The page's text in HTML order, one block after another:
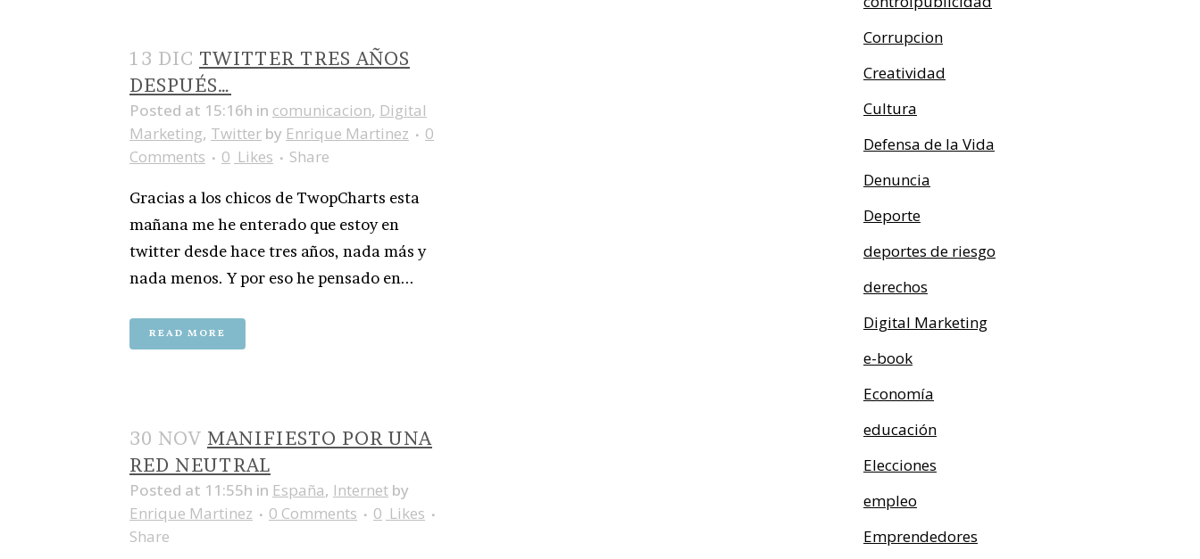
13 DIC TWITTER TRES AÑOS
DESPUÉS…
Posted at 15:16h in comunicacion, Digital
Marketing, Twitter by Enrique Martinez
0
Comments
0 Likes Share
Gracias a los chicos de TwopCharts esta
mañana me he enterado que estoy en
twitter desde hace tres años, nada más y
nada menos. Y por eso he pensado en...
READ MORE
30 NOV MANIFIESTO POR UNA
RED NEUTRAL
Posted at 11:55h in España, Internet by
Enrique Martinez
0 Comments 0 Likes
Share
Corrupcion
Creatividad
Cultura
Defensa de la Vida
Denuncia
Deporte
deportes de riesgo
derechos
Digital Marketing
e-book
Economía
educación
Elecciones
empleo
Emprendedores